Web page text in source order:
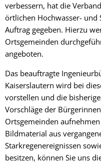
verbessern, hat die
örtlichen Hochwasser- und
Auftrag gegeben. Hierzu
Ortsgemeinden
angeboten.
Das beauftragte
Kaiserslautern wird bei
vorstellen und die
Vorschläge der
Ortsgemeinden
Bildmaterial aus
Starkregenereignissen
besitzen, können Sie uns